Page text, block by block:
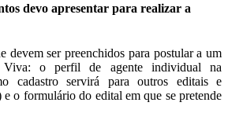
devo apresentar para realizar a
devem ser preenchidos para postular a um
Viva: o perfil de agente individual na
cadastro servirá para outros editais e
e o formulário do edital em que se pretende